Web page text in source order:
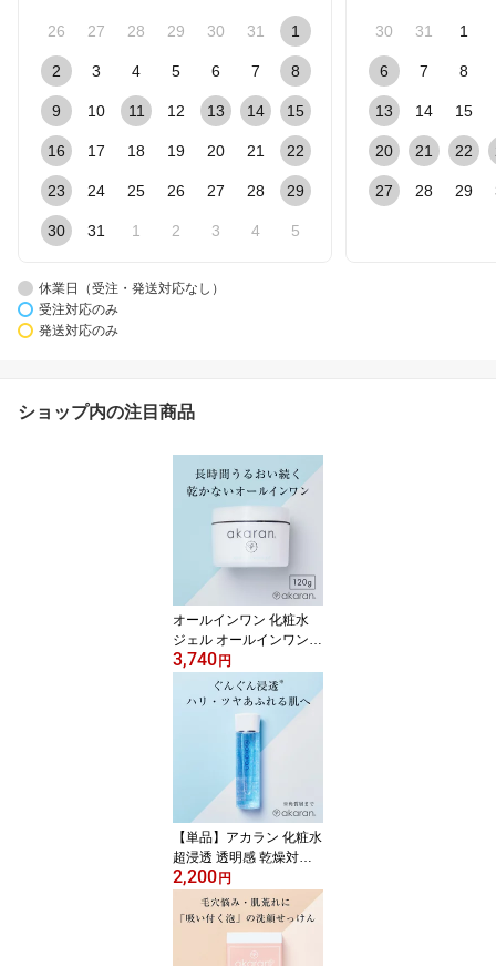
26 27 28 29 30 31 1
2 3 4 5 6 7 8
9 10 11 12 13 14 15
16 17 18 19 20 21 22
23 24 25 26 27 28 29
30 31 1 2 3 4 5
30 31 1
6 7 8
13 14 15
20 21 22
27 28 29
休業日（受注・発送対応なし）
受注対応のみ
発送対応のみ
ショップ内の注目商品
オールインワン 化粧水
ジェル オールインワンジ
ェル シミ シワ エイジン
グ スキンケア ハリ コラ
ーゲン セラミド ビタミ
ンC誘導体 無添加 保湿
乳液 美容液 敏感肌 乾燥
肌 送料無料 akaran アカ
ラン｜エッセンシャルウ
ォータージェル 120g
3,740 円
【単品】アカラン 化粧水
超浸透 透明感 乾燥対策
無添加 低刺激 akaran モ
イスチャーローション15
0ml大好評
2,200 円